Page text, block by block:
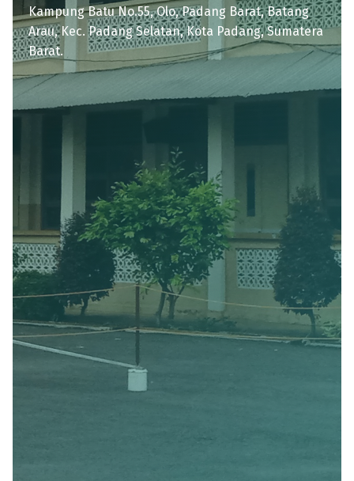
Kampung Batu No.55, Olo, Padang Barat, Batang
Arau, Kec. Padang Selatan, Kota Padang, Sumatera
Barat.